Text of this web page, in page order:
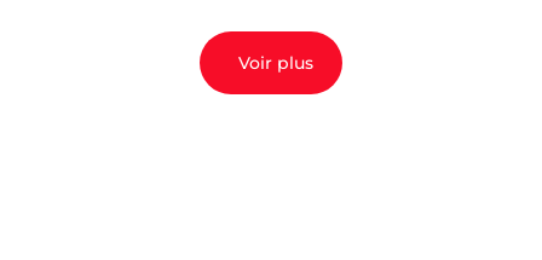
Voir plus